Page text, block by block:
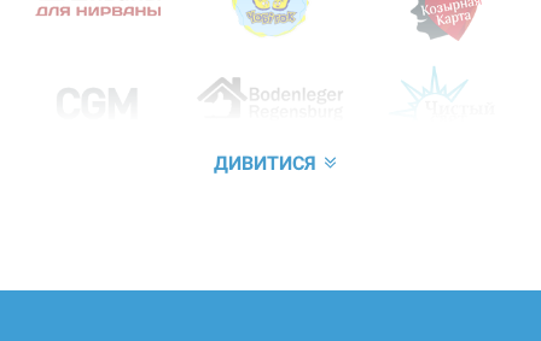
ДИВИТИСЯ